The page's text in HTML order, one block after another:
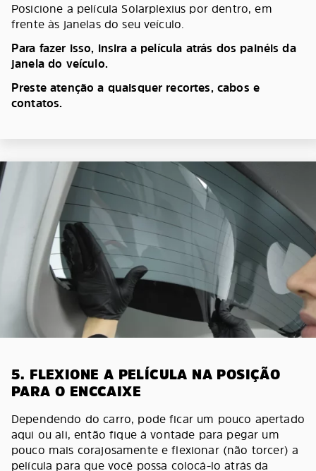
Posicione a película Solarplexius por dentro, em
frente às janelas do seu veículo.
Para fazer isso, insira a película atrás dos painéis da
janela do veículo.
Preste atenção a quaisquer recortes, cabos e
contatos.
5. FLEXIONE A PELÍCULA NA POSIÇÃO
PARA O ENCCAIXE
Dependendo do carro, pode ficar um pouco apertado
aqui ou ali, então fique à vontade para pegar um
pouco mais corajosamente e flexionar (não torcer) a
película para que você possa colocá-lo atrás da